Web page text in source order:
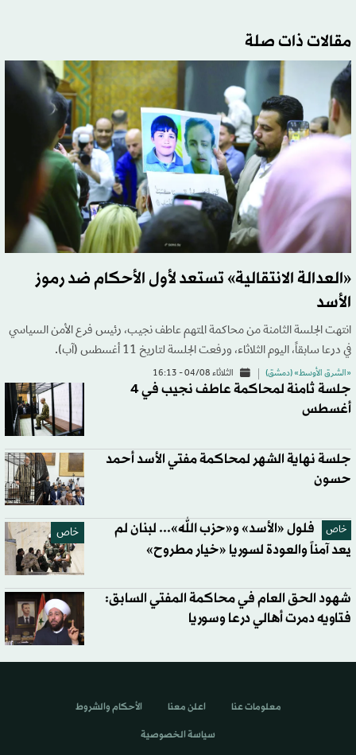
مقالات ذات صلة
«العدالة الانتقالية» تستعد لأول الأحكام ضد رموز
الأسد
انتهت الجلسة الثامنة من محاكمة المتهم عاطف نجيب، رئيس فرع الأمن السياسي
في درعا سابقاً، اليوم الثلاثاء، ورفعت الجلسة لتاريخ 11 أغسطس (آب).
«الشرق الأوسط» (دمشق) الثلاثاء 04/08 - 16:13
جلسة ثامنة لمحاكمة عاطف نجيب في 4
أغسطس
جلسة نهاية الشهر لمحاكمة مفتي الأسد أحمد
‏حسون
خاص خاص
فلول «الأسد» و«حزب الله»... لبنان لم
يعد آمناً والعودة لسوريا «خيار مطروح»
شهود الحق العام في محاكمة المفتي السابق:
فتاويه دمرت أهالي درعا وسوريا
معلومات عنا اعلن معنا الأحكام والشروط
سياسة الخصوصية